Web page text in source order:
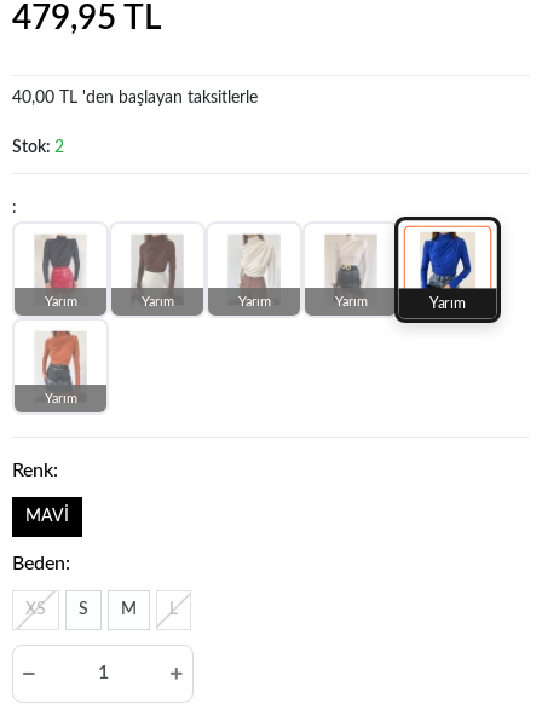
479,95 TL
40,00 TL 'den başlayan taksitlerle
Stok: 2
:
Yarım Yarım Yarım Yarım Yarım
Yarım
Renk:
MAVİ
Beden:
XS S M L